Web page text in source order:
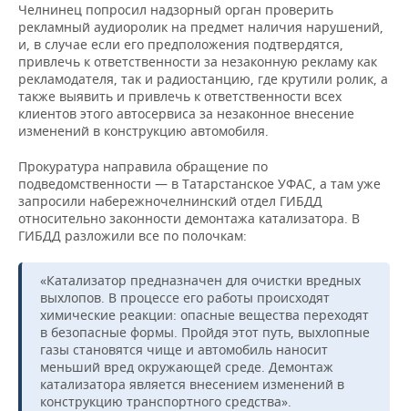
Челнинец попросил надзорный орган проверить
рекламный аудиоролик на предмет наличия нарушений,
и, в случае если его предположения подтвердятся,
привлечь к ответственности за незаконную рекламу как
рекламодателя, так и радиостанцию, где крутили ролик, а
также выявить и привлечь к ответственности всех
клиентов этого автосервиса за незаконное внесение
изменений в конструкцию автомобиля.
Прокуратура направила обращение по
подведомственности — в Татарстанское УФАС, а там уже
запросили набережночелнинский отдел ГИБДД
относительно законности демонтажа катализатора. В
ГИБДД разложили все по полочкам:
«Катализатор предназначен для очистки вредных
выхлопов. В процессе его работы происходят
химические реакции: опасные вещества переходят
в безопасные формы. Пройдя этот путь, выхлопные
газы становятся чище и автомобиль наносит
меньший вред окружающей среде. Демонтаж
катализатора является внесением изменений в
конструкцию транспортного средства».